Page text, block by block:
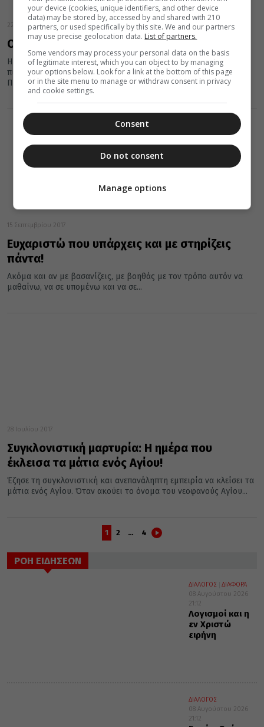
22 Φεβρουαρίου 2019
Ο κατάσκοπος των ΗΠΑ που έγινε παπάς
Η συγκλονιστική ιστορία του π. Αρη Μητράκου, που ήταν χρόνια
πιλότος μαχητικών αεροσκαφών την περίοδο του Ψυχρού
Πολέμου και...
15 Σεπτεμβρίου 2017
Ευχαριστώ που υπάρχεις και με στηρίζεις
πάντα!
Ακόμα και αν με βασανίζεις, με βοηθάς με τον τρόπο αυτόν να
μαθαίνω, να σε υπομένω και να σε...
28 Ιουλίου 2017
Συγκλονιστική μαρτυρία: Η ημέρα που
έκλεισα τα μάτια ενός Αγίου!
Έζησε τη συγκλονιστική και ανεπανάληπτη εμπειρία να κλείσει τα
μάτια ενός Αγίου. Όταν ακούει το όνομα του νεοφανούς Αγίου...
1 2 … 4
ΡΟΗ ΕΙΔΗΣΕΩΝ
ΔΙΑΛΟΓΟΣ
ΔΙΑΦΟΡΑ
08 Αυγούστου 2026
21:12
Λογισμοί και η
εν Χριστώ
ειρήνη
ΔΙΑΛΟΓΟΣ
08 Αυγούστου 2026
21:12
your device (cookies, unique identifiers, and other device
data) may be stored by, accessed by and shared with 210
partners, or used specifically by this site. We and our partners
may use precise geolocation data. List of partners.
Some vendors may process your personal data on the basis
of legitimate interest, which you can object to by managing
your options below. Look for a link at the bottom of this page
or in the site menu to manage or withdraw consent in privacy
and cookie settings.
Consent
Do not consent
Manage options